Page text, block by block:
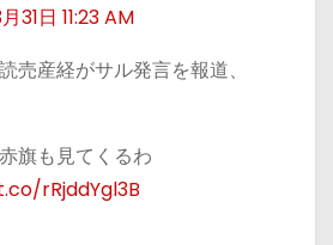
31日 11:23 AM
売産経がサル発言を報道、
旗も見てくるわ
rRjddYgl3B